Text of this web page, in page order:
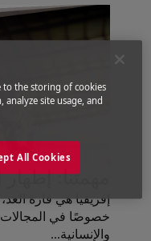
مهمتنا: إظهار
إفريقيا هي قارة
خصوصًا في المجالات
والإنسانية...
to the storing of cookies
site usage, and
All Cookies